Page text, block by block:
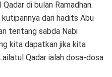
di bulan Ramadhan.
kutipannya dari hadits Abu
tentang sabda Nabi
kita dapatkan jika kita
Qadar ialah dosa-dosa